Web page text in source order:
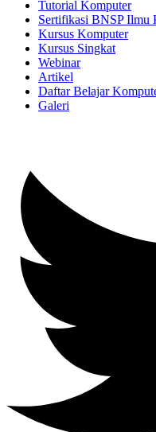
Tutorial Komputer
Sertifikasi BNSP Ilmu
Kursus Komputer
Kursus Singkat
Webinar
Artikel
Daftar Belajar
Galeri